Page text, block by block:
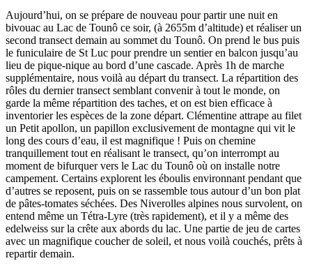
Aujourd’hui, on se prépare de nouveau pour partir une nuit en
bivouac au Lac de Tounô ce soir, (à 2655m d’altitude) et réaliser un
second transect demain au sommet du Tounô. On prend le bus puis
le funiculaire de St Luc pour prendre un sentier en balcon jusqu’au
lieu de pique-nique au bord d’une cascade. Après 1h de marche
supplémentaire, nous voilà au départ du transect. La répartition des
rôles du dernier transect semblant convenir à tout le monde, on
garde la même répartition des taches, et on est bien efficace à
inventorier les espèces de la zone départ. Clémentine attrape au filet
un Petit apollon, un papillon exclusivement de montagne qui vit le
long des cours d’eau, il est magnifique ! Puis on chemine
tranquillement tout en réalisant le transect, qu’on interrompt au
moment de bifurquer vers le Lac du Tounô où on installe notre
campement. Certains explorent les éboulis environnant pendant que
d’autres se reposent, puis on se rassemble tous autour d’un bon plat
de pâtes-tomates séchées. Des Niverolles alpines nous survolent, on
entend même un Tétra-Lyre (très rapidement), et il y a même des
edelweiss sur la crête aux abords du lac. Une partie de jeu de cartes
avec un magnifique coucher de soleil, et nous voilà couchés, prêts à
repartir demain.